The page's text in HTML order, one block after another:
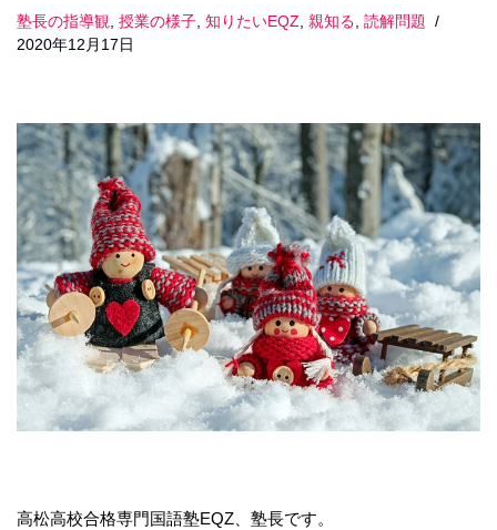
塾長の指導観, 授業の様子, 知りたいEQZ, 親知る, 読解問題
2020年12月17日
高松高校合格専門国語塾EQZ、塾長です。